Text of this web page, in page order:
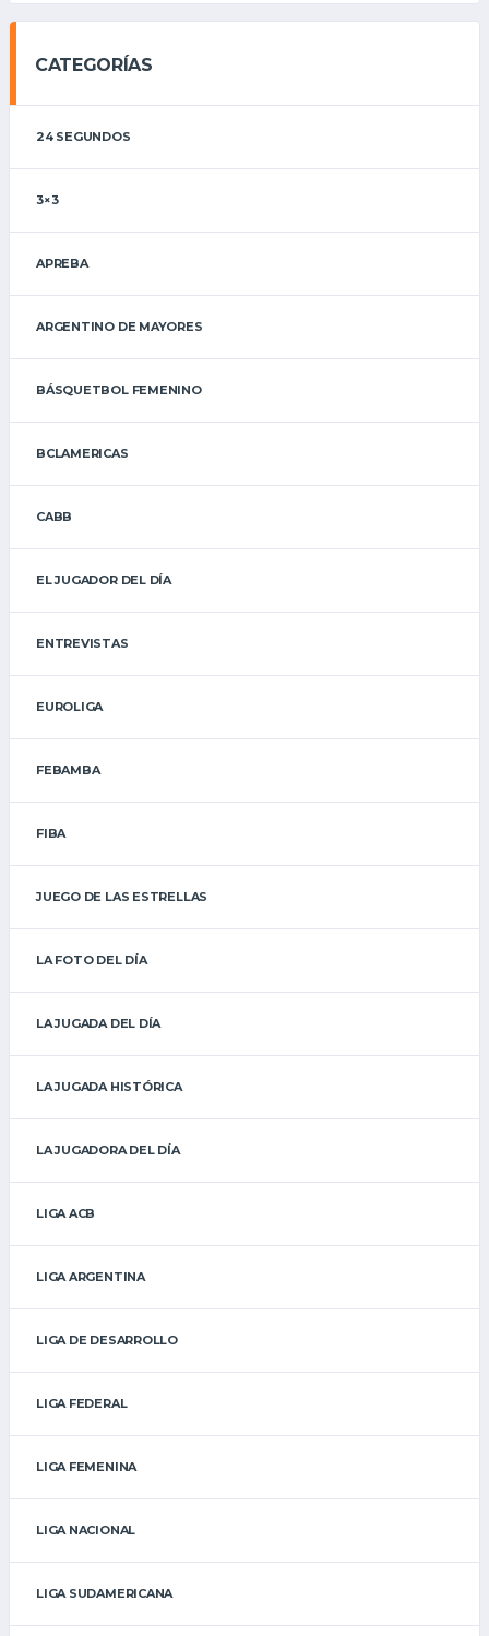
CATEGORÍAS
24 SEGUNDOS
3×3
APREBA
ARGENTINO DE MAYORES
BÁSQUETBOL FEMENINO
BCLAMERICAS
CABB
EL JUGADOR DEL DÍA
ENTREVISTAS
EUROLIGA
FEBAMBA
FIBA
JUEGO DE LAS ESTRELLAS
LA FOTO DEL DÍA
LA JUGADA DEL DÍA
LA JUGADA HISTÓRICA
LA JUGADORA DEL DÍA
LIGA ACB
LIGA ARGENTINA
LIGA DE DESARROLLO
LIGA FEDERAL
LIGA FEMENINA
LIGA NACIONAL
LIGA SUDAMERICANA